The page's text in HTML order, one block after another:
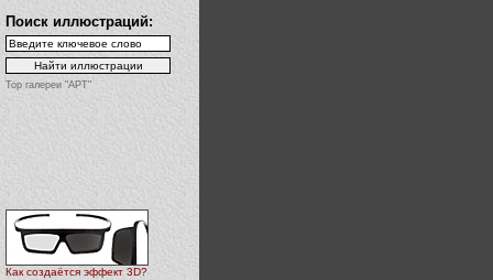
Поиск иллюстраций:
Top галереи "АРТ"
Как создаётся эффект 3D?